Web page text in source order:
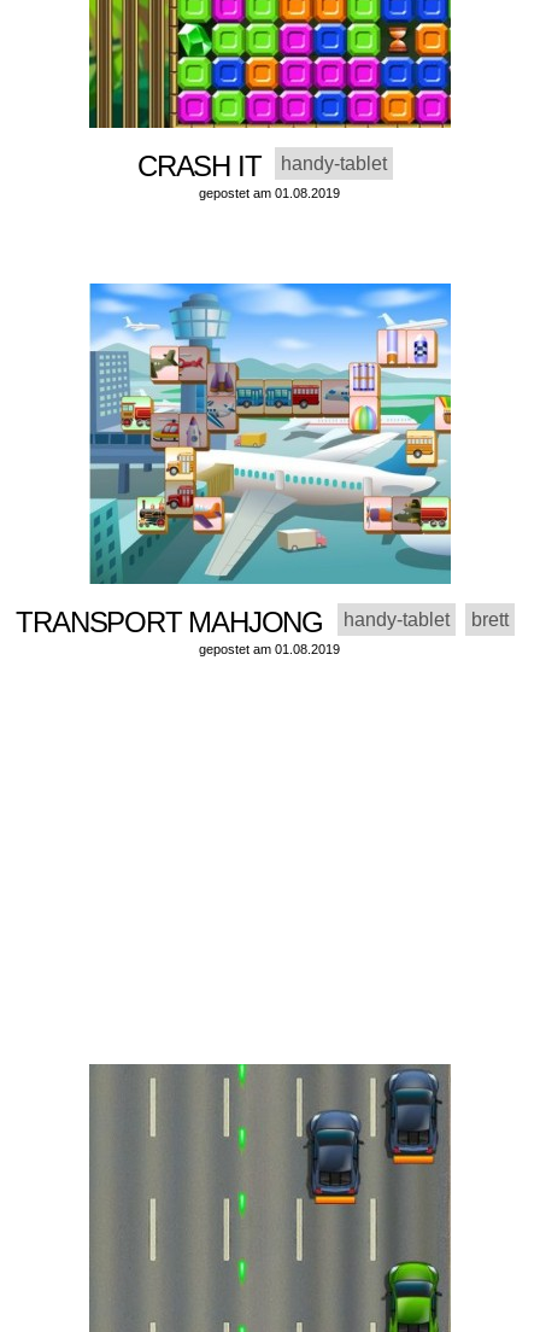
CRASH IT handy-tablet
gepostet am 01.08.2019
TRANSPORT MAHJONG handy-tablet brett
gepostet am 01.08.2019